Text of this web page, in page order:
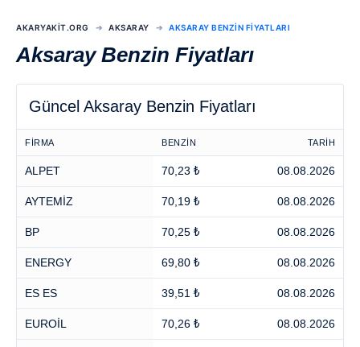
AKARYAKIT.ORG AKSARAY AKSARAY BENZIN FIYATLARI
Aksaray Benzin Fiyatları
Güncel Aksaray Benzin Fiyatları
FİRMA BENZİN TARİH
ALPET 70,23 ₺ 08.08.2026
AYTEMİZ 70,19 ₺ 08.08.2026
BP 70,25 ₺ 08.08.2026
ENERGY 69,80 ₺ 08.08.2026
ES ES 39,51 ₺ 08.08.2026
EUROİL 70,26 ₺ 08.08.2026